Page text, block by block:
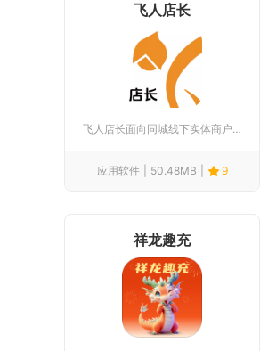
飞人店长
飞人店长面向同城线下实体商户打造移动端门店管理工具，适配餐饮...
应用软件 50.48MB 9
祥龙趣充